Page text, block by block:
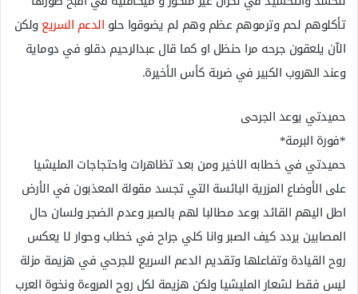
تأكلوهم لحم وترموهم عظم وهم لم يضوقوا حلو الدعم السريعولكن
الآن يلعقون جرحه مرا حنظل او كما قال عبدالرحيم دقلو في دوماية
وعند الهروب الكبير في ضربة كأس الأخيرة.
حميدتي يوعد الجرحى
*فورة البرمة*
حميدتي في خطابه الاخير ومن بعد تظاهرات واحتجاجات المليشيا
على الأوضاع المزرية البائسة التي تجسد مقولة المعذبون في الأرض
اطل اليهم القائد بوعد مطالبا لهم بالصبر وعدم الضجر ولسان حال
المصابين يردد كيف الصبر وانا كلي جراح في خطاب وحوار لا يعكس
روح القيادة وتفاعلها وتقديم الدعم السريع للجرحي في هزيمة مزلة
ليس فقط لشعار المليشيا ولكن هزيمة لكل روح المروءة ونخوة العرب